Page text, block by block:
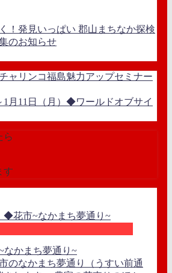
！発見いっぱい 郡山まちなか探検
のお知らせ
ャリンコ福島魅力アップセミナー
1月11日（月）◆ワールドオブサイ
ら
す
かまち夢通り~
のなかまち夢通り（うすい前通